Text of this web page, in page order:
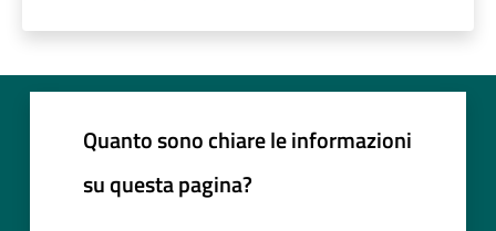
Quanto sono chiare le informazioni
su questa pagina?